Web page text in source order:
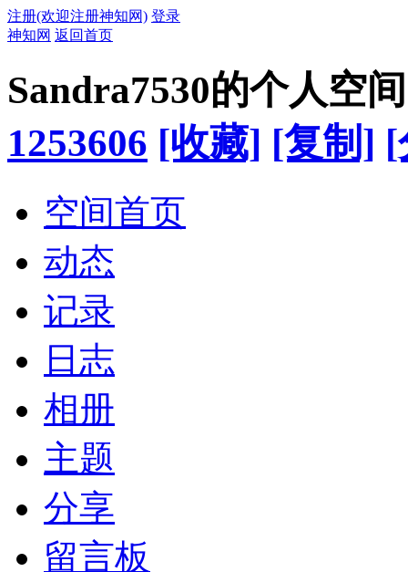
注册(欢迎注册神知网) 登录
神知网 返回首页
Sandra7530的个人空间
1253606 [收藏] [复制] [
空间首页
动态
记录
日志
相册
主题
分享
留言板